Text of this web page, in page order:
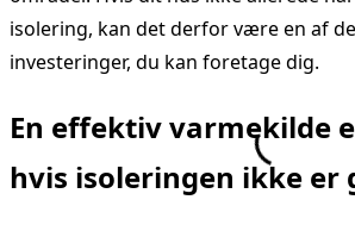
isolering, kan det derfor være en af
investeringer, du kan foretage dig.
En effektiv varmekilde
hvis isoleringen ikke er